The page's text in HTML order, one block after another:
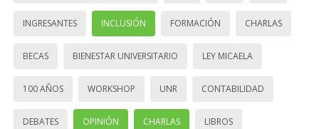
INGRESANTES INCLUSIÓN FORMACIÓN CHARLAS
BECAS BIENESTAR UNIVERSITARIO LEY MICAELA
100 AÑOS WORKSHOP UNR CONTABILIDAD
DEBATES OPINIÓN CHARLAS LIBROS